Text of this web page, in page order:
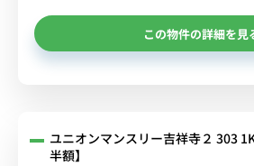
この物件の詳細を見
ユニオンマンスリー吉祥寺２ 303
半額】